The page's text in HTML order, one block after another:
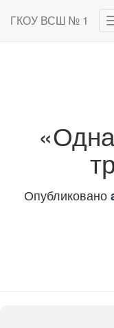
ГКОУ ВСШ № 1
Опубликовано